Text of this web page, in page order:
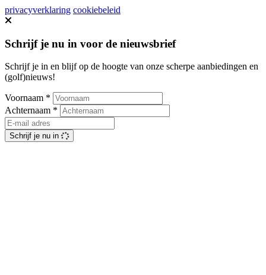
privacyverklaring cookiebeleid
Schrijf je nu in voor de nieuwsbrief
Schrijf je in en blijf op de hoogte van onze scherpe aanbiedingen en
(golf)nieuws!
Voornaam *
Achternaam *
Schrijf je nu in